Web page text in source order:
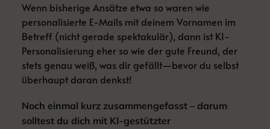
Wenn bisherige Ansätze etwa so waren wie
personalisierte E-Mails mit deinem Vornamen im
Betreff (nicht gerade spektakulär), dann ist KI-
Personalisierung eher so wie der gute Freund, der
stets genau weiß, was dir gefällt—bevor du selbst
überhaupt daran denkst!
Noch einmal kurz zusammengefasst – darum
solltest du dich mit KI-gestützter